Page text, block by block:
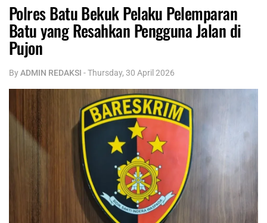
Polres Batu Bekuk Pelaku Pelemparan
Batu yang Resahkan Pengguna Jalan di
Pujon
ByADMIN REDAKSI -Thursday, 30 April 2026